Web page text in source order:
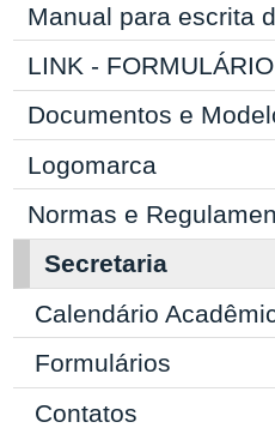
Manual para escrita
LINK -
Documentos e
Logomarca
Normas e
Secretaria
Calendário
Formulários
Contatos